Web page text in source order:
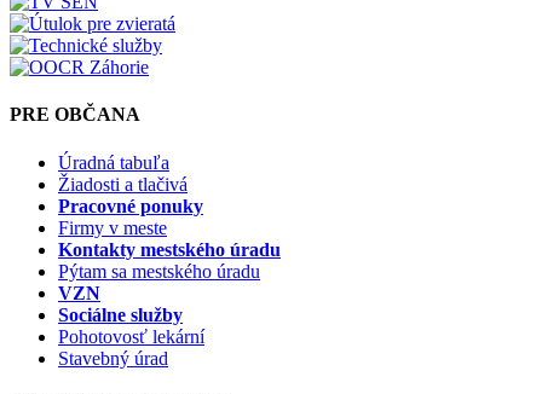
PRE OBČANA
Úradná tabuľa
Žiadosti a tlačivá
Pracovné ponuky
Firmy v meste
Kontakty mestského úradu
Pýtam sa mestského úradu
VZN
Sociálne služby
Pohotovosť lekární
Stavebný úrad